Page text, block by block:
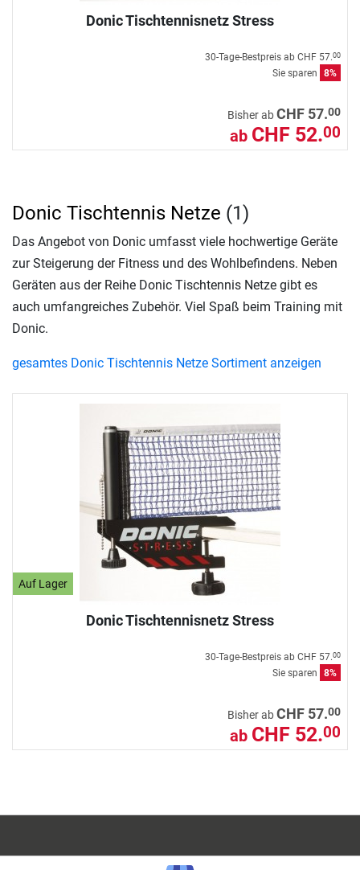
Donic Tischtennisnetz Stress
30-Tage-Bestpreis ab CHF 57.00
Sie sparen 8%
Bisher abCHF 57.00
ab CHF 52.00
Auf Lager
Donic Tischtennisnetz Stress
30-Tage-Bestpreis ab CHF 57.00
Sie sparen 8%
Bisher abCHF 57.00
ab CHF 52.00
Donic Tischtennis Netze (1)
Das Angebot von Donic umfasst viele hochwertige Geräte
zur Steigerung der Fitness und des Wohlbefindens. Neben
Geräten aus der Reihe Donic Tischtennis Netze gibt es
auch umfangreiches Zubehör. Viel Spaß beim Training mit
Donic.
gesamtes Donic Tischtennis Netze Sortiment anzeigen